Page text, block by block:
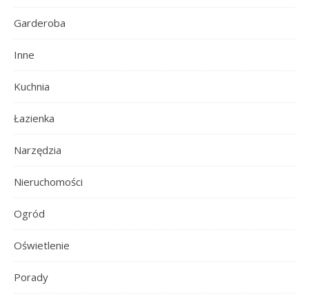
Garderoba
Inne
Kuchnia
Łazienka
Narzędzia
Nieruchomości
Ogród
Oświetlenie
Porady